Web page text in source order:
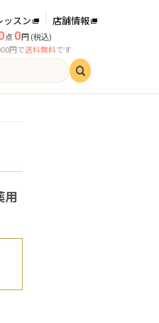
点0円 (税込)
円で送料無料です
ッスン 店舗情報
用